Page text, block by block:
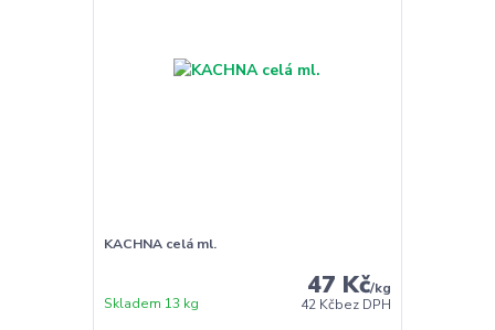
KACHNA celá ml.
47 Kč/kg
42 Kčbez DPH
Skladem 13 kg